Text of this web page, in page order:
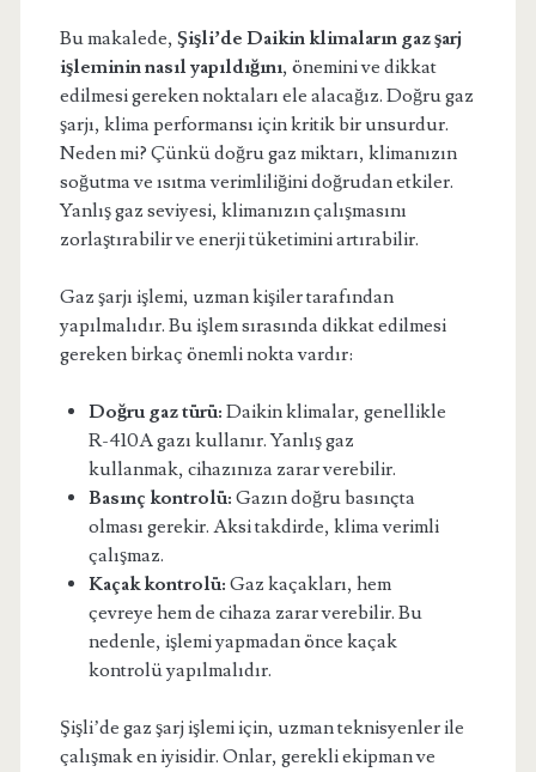
Bu makalede, Şişli’de Daikin klimaların gaz şarj
işleminin nasıl yapıldığını, önemini ve dikkat
edilmesi gereken noktaları ele alacağız. Doğru gaz
şarjı, klima performansı için kritik bir unsurdur.
Neden mi? Çünkü doğru gaz miktarı, klimanızın
soğutma ve ısıtma verimliliğini doğrudan etkiler.
Yanlış gaz seviyesi, klimanızın çalışmasını
zorlaştırabilir ve enerji tüketimini artırabilir.
Gaz şarjı işlemi, uzman kişiler tarafından
yapılmalıdır. Bu işlem sırasında dikkat edilmesi
gereken birkaç önemli nokta vardır:
Doğru gaz türü: Daikin klimalar, genellikle
R-410A gazı kullanır. Yanlış gaz
kullanmak, cihazınıza zarar verebilir.
Basınç kontrolü: Gazın doğru basınçta
olması gerekir. Aksi takdirde, klima verimli
çalışmaz.
Kaçak kontrolü: Gaz kaçakları, hem
çevreye hem de cihaza zarar verebilir. Bu
nedenle, işlemi yapmadan önce kaçak
kontrolü yapılmalıdır.
Şişli’de gaz şarj işlemi için, uzman teknisyenler ile
çalışmak en iyisidir. Onlar, gerekli ekipman ve